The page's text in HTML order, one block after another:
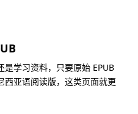
学习资料，只要原始 EPUB
西亚语阅读版，这类页面就更